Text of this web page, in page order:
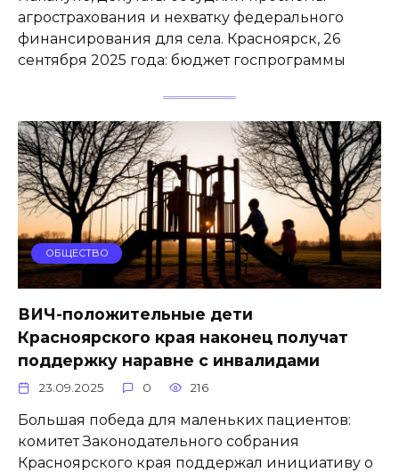
агрострахования и нехватку федерального
финансирования для села. Красноярск, 26
сентября 2025 года: бюджет госпрограммы
ОБЩЕСТВО
ВИЧ-положительные дети
Красноярского края наконец получат
поддержку наравне с инвалидами
23.09.2025 0 216
Большая победа для маленьких пациентов:
комитет Законодательного собрания
Красноярского края поддержал инициативу о